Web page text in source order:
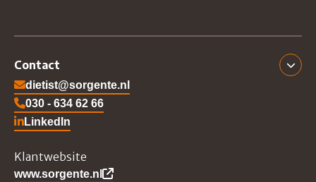
Contact
dietist@sorgente.nl
030 - 634 62 66
Ga naar Sorgente's LinkedIn
LinkedIn
Klantwebsite
www.sorgente.nl